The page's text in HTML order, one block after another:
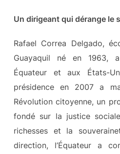
Un dirigeant qui dérange le
Rafael Correa Delgado,
Guayaquil né en 1963,
Équateur et aux États-
présidence en 2007 a
Révolution citoyenne, un
fondé sur la justice
richesses et la
direction, l’Équateur a